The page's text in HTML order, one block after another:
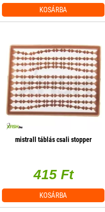
KOSÁRBA
mistrall táblás csali stopper
415 Ft
KOSÁRBA